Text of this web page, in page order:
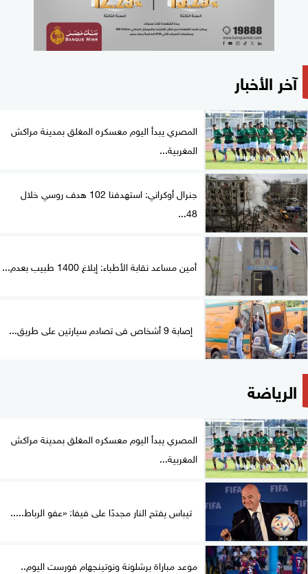
آخر الأخبار
المصري يبدأ اليوم معسكره المغلق بمدينة مراكش
المغربية...
جنرال أوكراني: استهدفنا 102 هدف روسي خلال
48...
أمين مساعد نقابة الأطباء: إبلاغ 1400 طبيب بعدم...
إصابة 9 أشخاص فى تصادم سيارتين على طريق...
الرياضة
المصري يبدأ اليوم معسكره المغلق بمدينة مراكش
المغربية...
تيباس يفتح النار مجددًا على فيفا: «عفو الرباط.....
موعد مباراة برشلونة ونوتينجهام فورست اليوم..